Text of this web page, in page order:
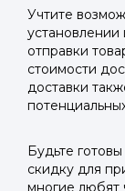
Учтите
отправки
стоимости
доставки
Будьте готовы
скидку для
многие любят